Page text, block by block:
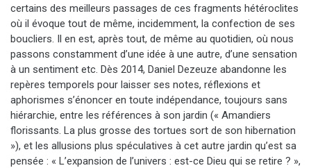
certains des meilleurs passages de ces fragments hétéroclites
où il évoque tout de même, incidemment, la confection de ses
boucliers. Il en est, après tout, de même au quotidien, où nous
passons constamment d’une idée à une autre, d’une sensation
à un sentiment etc. Dès 2014, Daniel Dezeuze abandonne les
repères temporels pour laisser ses notes, réflexions et
aphorismes s’énoncer en toute indépendance, toujours sans
hiérarchie, entre les références à son jardin (« Amandiers
florissants. La plus grosse des tortues sort de son hibernation
»), et les allusions plus spéculatives à cet autre jardin qu’est sa
pensée : « L’expansion de l’univers : est-ce Dieu qui se retire ? »,